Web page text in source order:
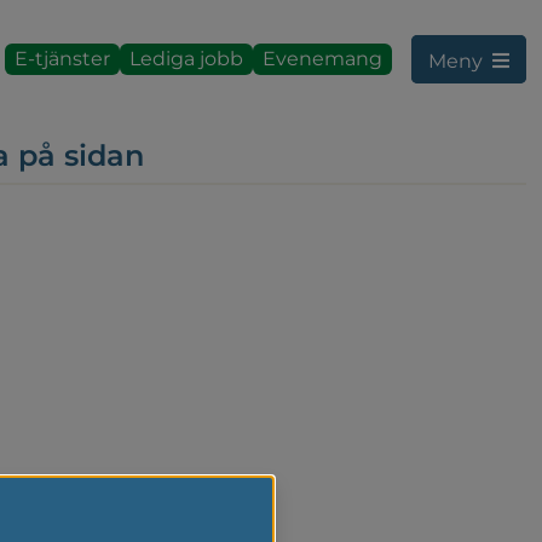
E-tjänster Lediga jobb Evenemang Meny
på sidan